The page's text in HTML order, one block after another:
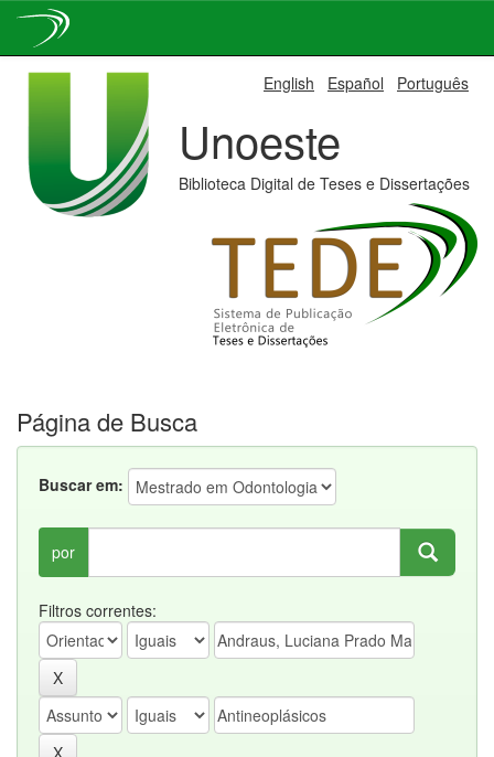
English Español Português
Unoeste
Biblioteca Digital de Teses e Dissertações
Página de Busca
Buscar em:
por
Filtros correntes: